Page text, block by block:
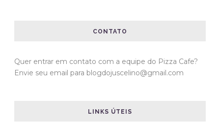
CONTATO
Quer entrar em contato com a equipe do Pizza Cafe?
Envie seu email para blogdojuscelino@gmail.com
LINKS ÚTEIS